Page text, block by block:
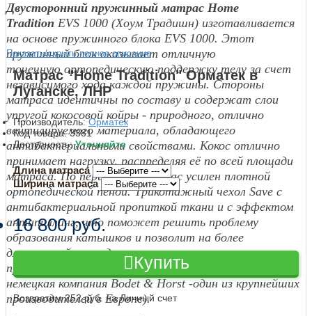
Двусторонний пружинный матрас Home
Tradition EVS 1000 (Хоум Традишн) изготавливается
на основе пружинного блока EVS 1000. Этот
пружинный блок оказывает отличную
точечную ортопедическую поддержку телу за счет
независимого хода каждой пружины. Стороны
матраса идентичны по составу и содержат слои
упругой кокосовой койры - природного, отлично
вентилируемого материала, обладающего
антибактериальными свойствами. Кокос отлично
принимает нагрузку, распределяя её по всей площади
матраса. По периметру матрас усилен плотной
ортопедической пеной. Трикотажный чехол Save с
антибактериальной пропиткой ткани и с эффектом
антипиллинг,что поможет решить проблему
образования катышков и позволит на более
длительный период сохранить матрасу
презентабельный внешний вид (производитель ткани
немецкая компания Bodet & Horst -один из крупнейших
производителей в Европе).
Показать/скрыть полное описание
Матрас "Home Tradition" Орматек в
Луганске, ЛНР
Производитель:Орматек
Код товара:3381
Доступность:Уточняйте
Длина матраса
Ширина матраса
16 800 руб.
Купить
Возвратим 252 руб. на Личный счет